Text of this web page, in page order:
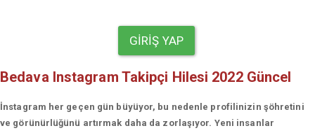
GIRIŞ YAP
Bedava Instagram Takipçi Hilesi 2022 Güncel
İnstagram her geçen gün büyüyor, bu nedenle profilinizin şöhretini
ve görünürlüğünü artırmak daha da zorlaşıyor. Yeni insanlar